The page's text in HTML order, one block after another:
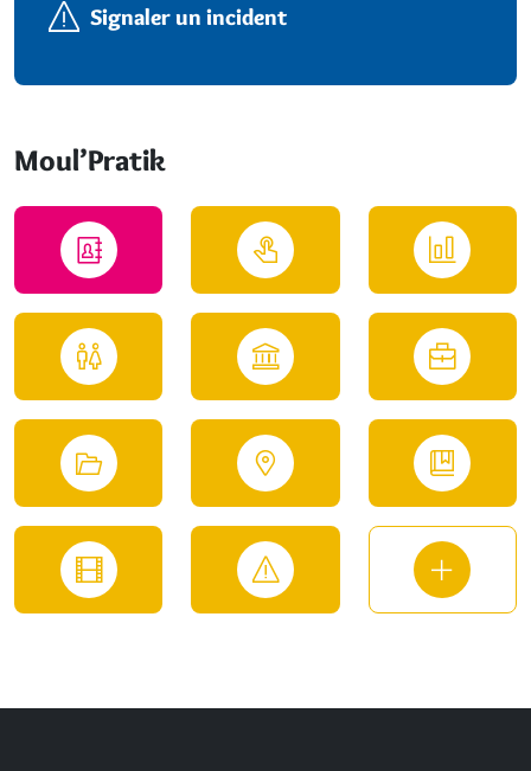
Signaler un incident
Moul’Pratik